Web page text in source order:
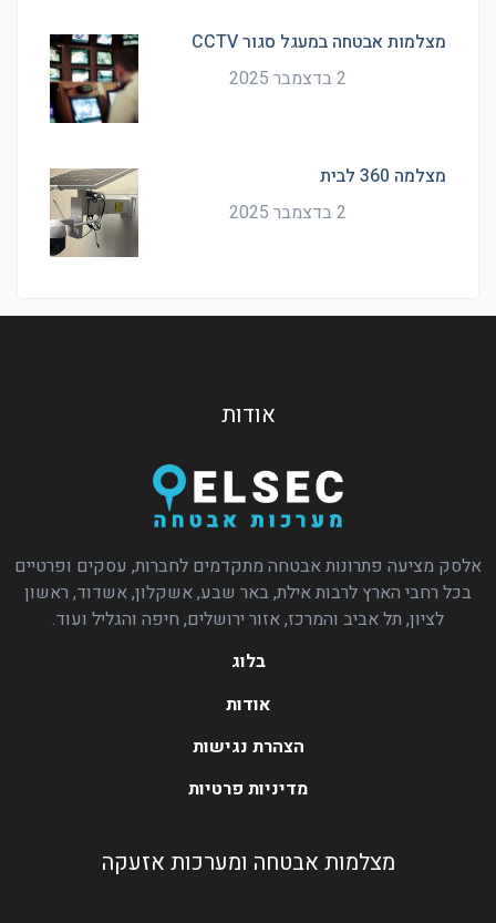
מצלמות אבטחה במעגל סגור CCTV
2 בדצמבר 2025
מצלמה 360 לבית
2 בדצמבר 2025
אודות
אלסק מציעה פתרונות אבטחה מתקדמים לחברות, עסקים ופרטיים
בכל רחבי הארץ לרבות אילת, באר שבע, אשקלון, אשדוד, ראשון
לציון, תל אביב והמרכז, אזור ירושלים, חיפה והגליל ועוד.
בלוג
אודות
הצהרת נגישות
מדיניות פרטיות
מצלמות אבטחה ומערכות אזעקה